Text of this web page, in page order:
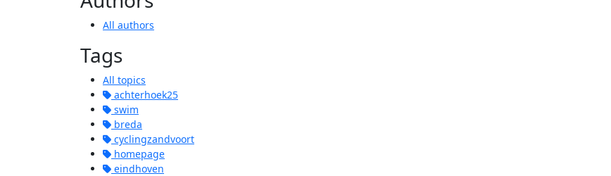
All authors
Tags
All topics
achterhoek25
swim
breda
cyclingzandvoort
homepage
eindhoven